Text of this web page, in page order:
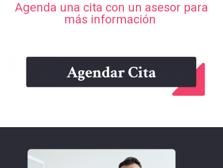
Agenda una cita con un asesor para
más información